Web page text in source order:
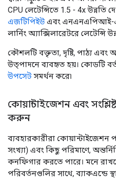
CPU লেটেন্সিতে 1.5 - 4x উন্নতি
এজটিপিইউ এবং এনএনএপিআই-
লার্নিং অ্যাক্সিলারেটরে লেটেন্সি
কৌশলটি বক্তৃতা, দৃষ্টি, পাঠ্য এবং
উত্পাদনে ব্যবহৃত হয়। কোডটি
উপসেট সমর্থন করে৷
কোয়ান্টাইজেশন এবং
করুন
ব্যবহারকারীরা কোয়ান্টাইজেশন
সংখ্যা) এবং কিছু পরিমাণে,
কনফিগার করতে পারে। মনে
পরিবর্তনগুলির সাথে, ব্যাকএন্ডে